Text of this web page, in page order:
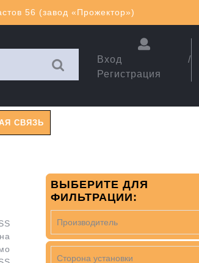
56 (завод «Прожектор»)
Вход /
Регистрация
СВЯЗЬ
ВЫБЕРИТЕ ДЛЯ
ФИЛЬТРАЦИИ: